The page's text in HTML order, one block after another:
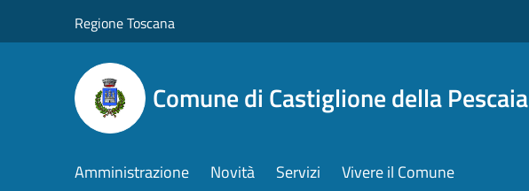
Regione Toscana
Comune di Castiglione della Pescaia
Amministrazione Novità Servizi Vivere il Comune